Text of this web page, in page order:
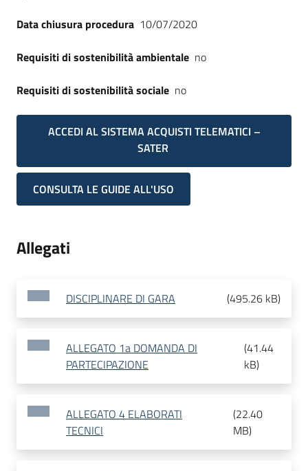
Data chiusura procedura 10/07/2020
Requisiti di sostenibilità ambientale no
Requisiti di sostenibilità sociale no
ACCEDI AL SISTEMA ACQUISTI TELEMATICI –
SATER
CONSULTA LE GUIDE ALL'USO
Allegati
DISCIPLINARE DI GARA (495.26 kB)
ALLEGATO 1a DOMANDA DI
PARTECIPAZIONE
(41.44
kB)
ALLEGATO 4 ELABORATI
TECNICI
(22.40
MB)